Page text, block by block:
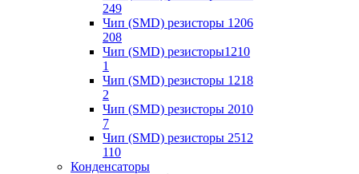
249
Чип (SMD) резисторы 1206
208
Чип (SMD) резисторы1210
1
Чип (SMD) резисторы 1218
2
Чип (SMD) резисторы 2010
7
Чип (SMD) резисторы 2512
110
Конденсаторы